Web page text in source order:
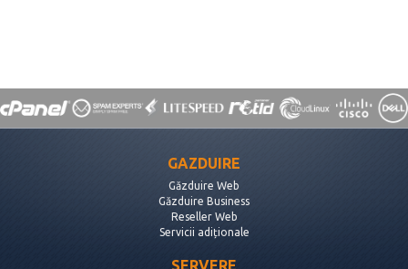
GAZDUIRE
Găzduire Web
Găzduire Business
Reseller Web
Servicii adiționale